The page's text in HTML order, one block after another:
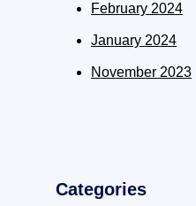
February 2024
January 2024
November 2023
Categories